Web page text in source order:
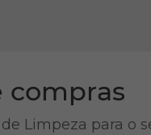
compras
Limpeza para o